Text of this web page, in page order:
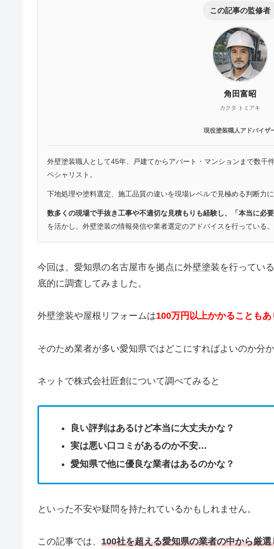
この記事の監修者
角田富昭
カクタ トミアキ
現役塗装職人アドバイザ
外壁塗装職人として45年、戸建てからアパート・マンションまで数千
ペシャリスト。
下地処理や塗料選定、施工品質の違いを現場レベルで見極める判断力に
数多くの現場で手抜き工事や不適切な見積もりも経験し、「本当に必
を活かし、外壁塗装の情報発信や業者選定のアドバイスを行っている。
今回は、愛知県の名古屋市を拠点に外壁塗装を行っている
底的に調査してみました。
外壁塗装や屋根リフォームは100万円以上かかることもあ
そのため業者が多い愛知県ではどこにすればよいのか分
ネットで株式会社匠創について調べてみると
良い評判はあるけど本当に大丈夫かな？
実は悪い口コミがあるのか不安…
愛知県で他に優良な業者はあるのかな？
といった不安や疑問を持たれているかもしれません。
この記事では、 100社を超える愛知県の業者の中から厳